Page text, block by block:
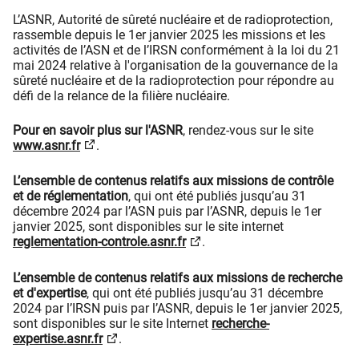
L’ASNR, Autorité de sûreté nucléaire et de radioprotection,
rassemble depuis le 1er janvier 2025 les missions et les
activités de l’ASN et de l’IRSN conformément à la loi du 21
mai 2024 relative à l'organisation de la gouvernance de la
sûreté nucléaire et de la radioprotection pour répondre au
défi de la relance de la filière nucléaire.
Pour en savoir plus sur l'ASNR, rendez-vous sur le site
www.asnr.fr
.
L’ensemble de contenus relatifs aux missions de contrôle
et de réglementation, qui ont été publiés jusqu’au 31
décembre 2024 par l’ASN puis par l’ASNR, depuis le 1er
janvier 2025, sont disponibles sur le site internet
reglementation-controle.asnr.fr
.
L’ensemble de contenus relatifs aux missions de recherche
et d'expertise, qui ont été publiés jusqu’au 31 décembre
2024 par l’IRSN puis par l’ASNR, depuis le 1er janvier 2025,
sont disponibles sur le site Internet recherche-
expertise.asnr.fr
.